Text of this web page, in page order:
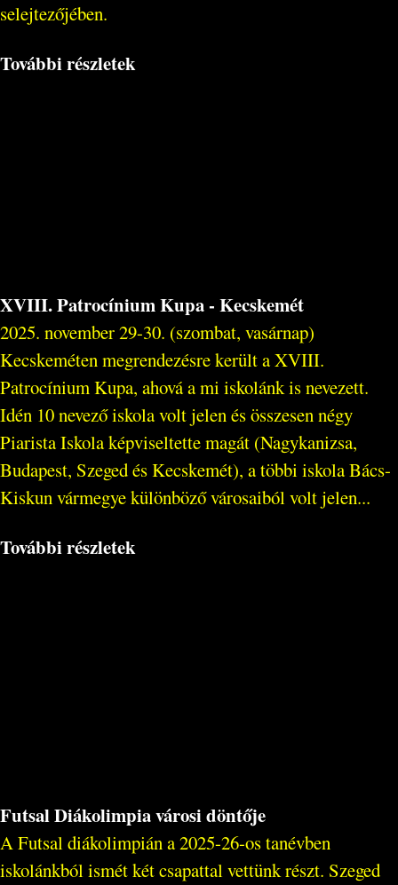
selejtezőjében.
További részletek
XVIII. Patrocínium Kupa - Kecskemét
2025. november 29-30. (szombat, vasárnap)
Kecskeméten megrendezésre került a XVIII.
Patrocínium Kupa, ahová a mi iskolánk is nevezett.
Idén 10 nevező iskola volt jelen és összesen négy
Piarista Iskola képviseltette magát (Nagykanizsa,
Budapest, Szeged és Kecskemét), a többi iskola Bács-
Kiskun vármegye különböző városaiból volt jelen...
További részletek
Futsal Diákolimpia városi döntője
A Futsal diákolimpián a 2025-26-os tanévben
iskolánkból ismét két csapattal vettünk részt. Szeged